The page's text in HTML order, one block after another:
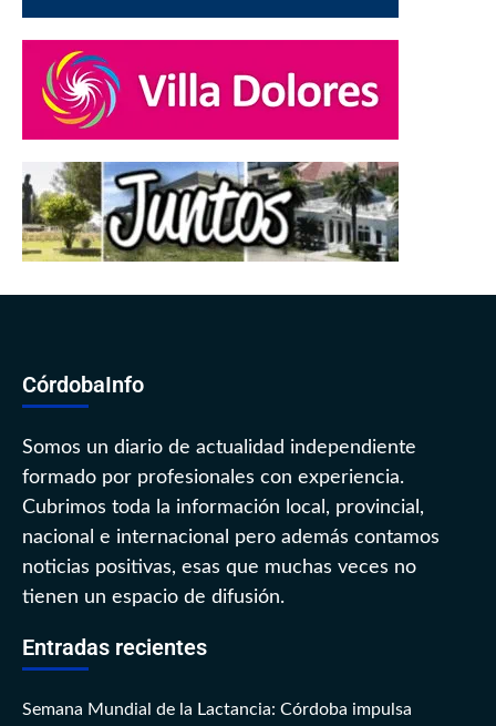
CórdobaInfo
Somos un diario de actualidad independiente
formado por profesionales con experiencia.
Cubrimos toda la información local, provincial,
nacional e internacional pero además contamos
noticias positivas, esas que muchas veces no
tienen un espacio de difusión.
Entradas recientes
Semana Mundial de la Lactancia: Córdoba impulsa